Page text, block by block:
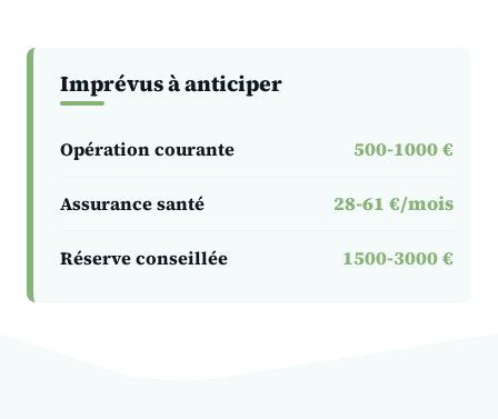
Imprévus à anticiper
Opération courante 500-1000 €
Assurance santé 28-61 €/mois
Réserve conseillée 1500-3000 €